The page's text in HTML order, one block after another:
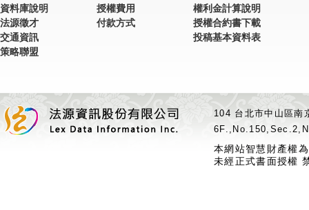
資料庫說明
法源徵才
交通資訊
策略聯盟
授權費用
付款方式
權利金計算說明
授權合約書下載
投稿基本資料表
104 台北市中山區
本網站智慧財產權
未經正式書面授權